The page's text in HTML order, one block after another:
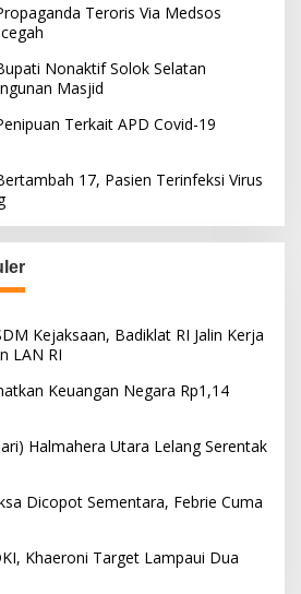
Teroris Via Medsos
Nonaktif Solok Selatan
Masjid
Terkait APD Covid-19
17, Pasien Terinfeksi Virus
Kejaksaan, Badiklat RI Jalin Kerja
LAN RI
Keuangan Negara Rp1,14
Halmahera Utara Lelang Serentak
Dicopot Sementara, Febrie Cuma
Khaeroni Target Lampaui Dua